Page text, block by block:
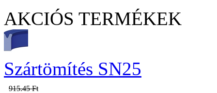
AKCIÓS TERMÉKEK
Szártömítés SN25
915.45 Ft